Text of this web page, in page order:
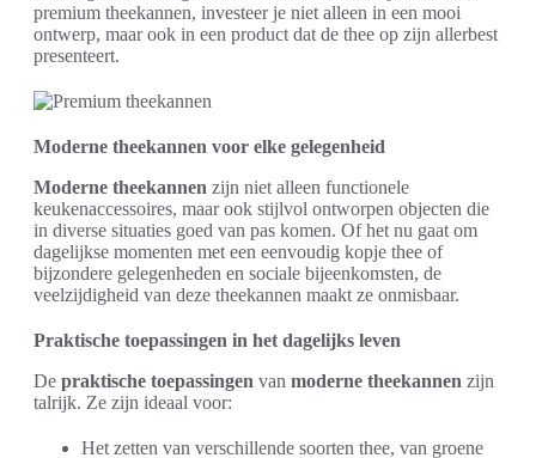
premium theekannen, investeer je niet alleen in een mooi
ontwerp, maar ook in een product dat de thee op zijn allerbest
presenteert.
Moderne theekannen voor elke gelegenheid
Moderne theekannen zijn niet alleen functionele
keukenaccessoires, maar ook stijlvol ontworpen objecten die
in diverse situaties goed van pas komen. Of het nu gaat om
dagelijkse momenten met een eenvoudig kopje thee of
bijzondere gelegenheden en sociale bijeenkomsten, de
veelzijdigheid van deze theekannen maakt ze onmisbaar.
Praktische toepassingen in het dagelijks leven
De praktische toepassingen van moderne theekannen zijn
talrijk. Ze zijn ideaal voor:
Het zetten van verschillende soorten thee, van groene